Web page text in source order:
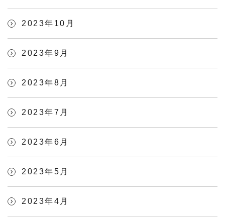
2023年10月
2023年9月
2023年8月
2023年7月
2023年6月
2023年5月
2023年4月